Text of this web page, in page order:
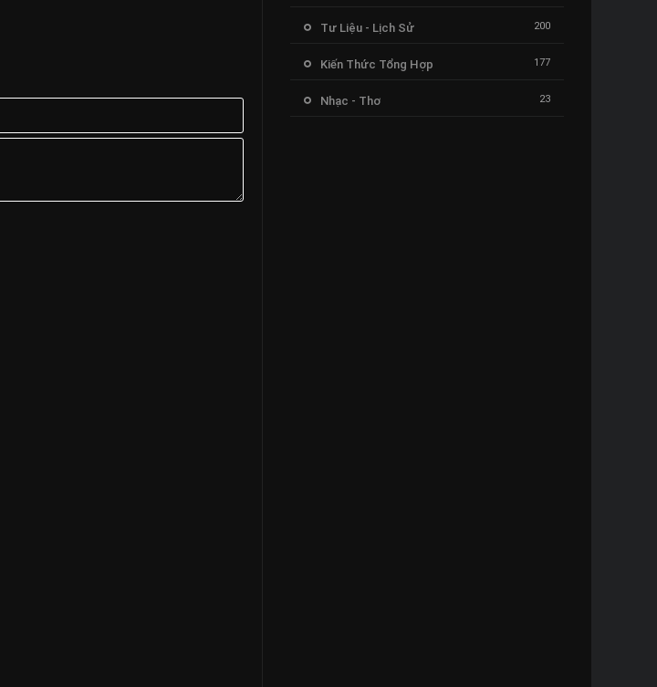
Tư Liệu - Lịch Sử 200
Kiến Thức Tổng Hợp 177
Nhạc - Thơ 23